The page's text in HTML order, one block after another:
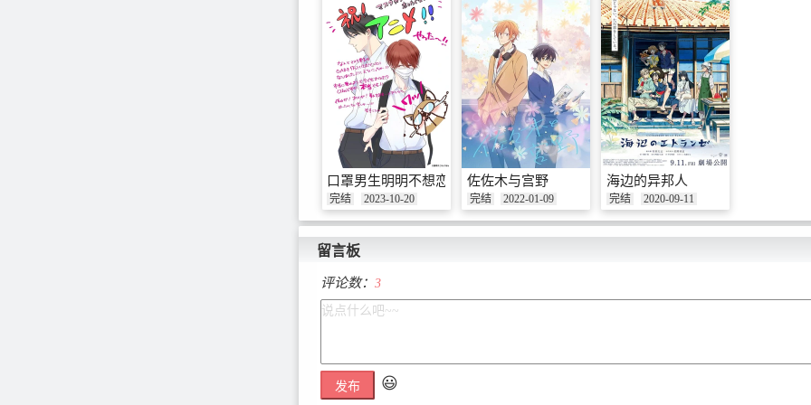
口罩男生明明不想恋爱
完结 2023-10-20
佐佐木与宫野
完结 2022-01-09
海边的异邦人
完结 2020-09-11
留言板
评论数：3
发布 😃